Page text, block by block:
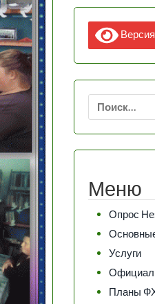
Найти:
Меню
Опрос
Услуги
Планы